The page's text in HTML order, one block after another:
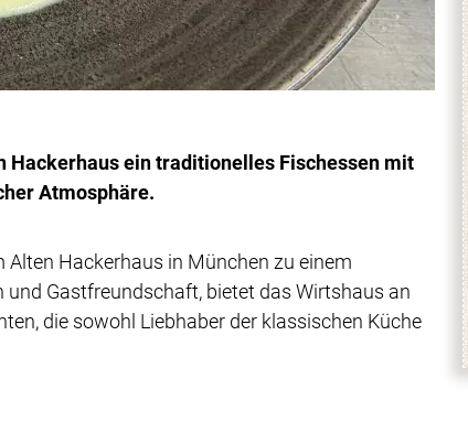
Hackerhaus ein traditionelles Fischessen mit
Atmosphäre.
Hackerhaus in München zu einem
Gastfreundschaft, bietet das Wirtshaus an
die sowohl Liebhaber der klassischen Küche